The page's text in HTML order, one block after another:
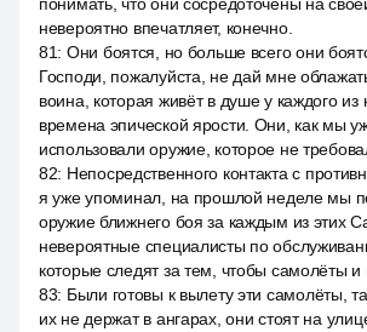
невероятно впечатляет, конечно.
81: Они боятся, но больше всего они
Господи, пожалуйста, не дай мне
воина, которая живёт в душе у каждого
времена эпической ярости. Они, как мы
использовали оружие, которое не
82: Непосредственного контакта с
я уже упоминал, на прошлой неделе мы
оружие ближнего боя за каждым из этих
невероятные специалисты по
которые следят за тем, чтобы самолёты и
83: Были готовы к вылету эти самолёты,
их не держат в ангарах, они стоят на